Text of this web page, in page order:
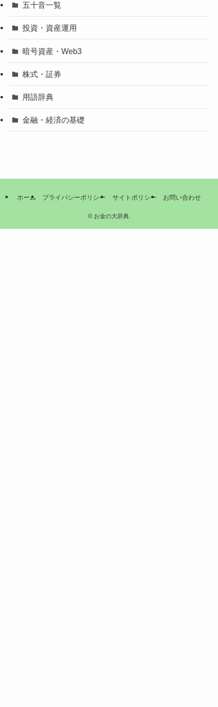
五十音一覧
投資・資産運用
暗号資産・Web3
株式・証券
用語辞典
金融・経済の基礎
ホーム プライバシーポリシー サイトポリシー お問い合わせ
©お金の大辞典.